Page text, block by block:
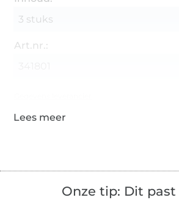
3 stuks
Art.nr.:
Onze tip: Dit